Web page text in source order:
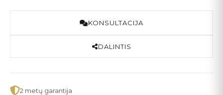
KONSULTACIJA
DALINTIS
2 metų garantija